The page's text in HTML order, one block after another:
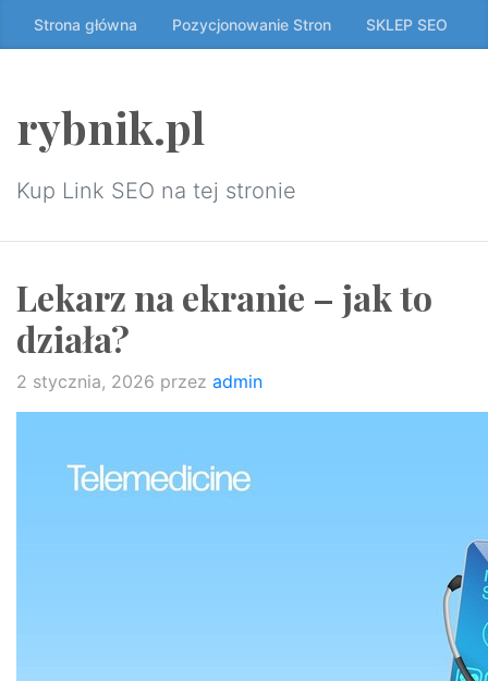
Przeskocz
do
Strona główna Pozycjonowanie Stron SKLEP SEO
rybnik.pl
Kup Link SEO na tej stronie
Lekarz na ekranie – jak to
działa?
2 stycznia, 2026 przez admin